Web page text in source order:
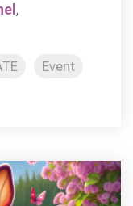
,
Event